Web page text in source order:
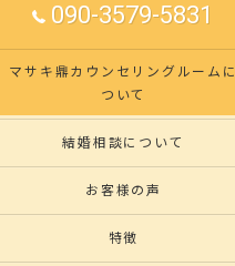
090-3579-5831
マサキ鼎カウンセリングルームに
ついて
結婚相談について
お客様の声
特徴